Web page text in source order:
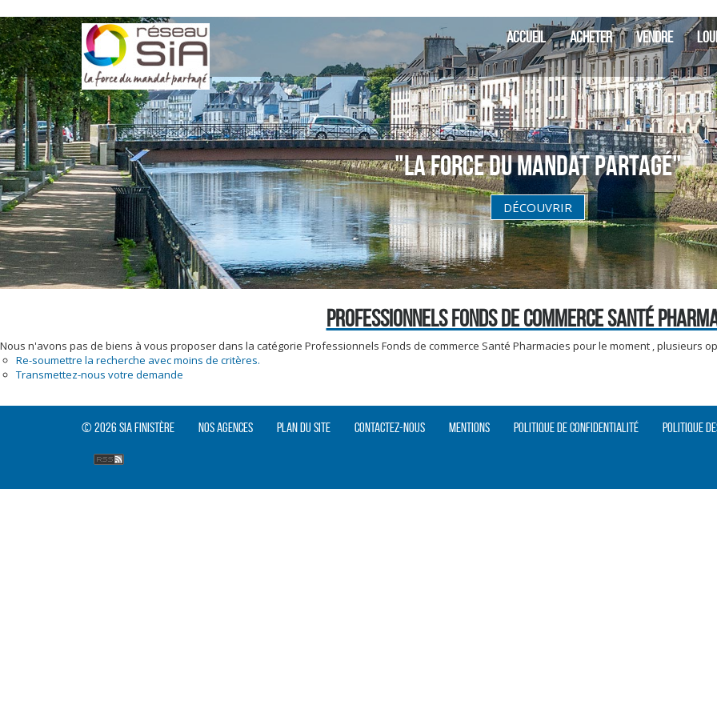
ACCUEIL ACHETER VENDRE
"La Force du Mandat partagé"
DÉCOUVRIR
PROFESSIONNELS FONDS DE COMMERCE SANTÉ
Nous n'avons pas de biens à vous proposer dans la catégorie Professionnels Fonds de commerce Santé Pharmacies pour le moment , plusieurs
Re-soumettre la recherche avec moins de critères.
Transmettez-nous votre demande
© 2026 SIA Finistère Nos agences Plan du site Contactez-nous Mentions Politique de confidentialité Politique